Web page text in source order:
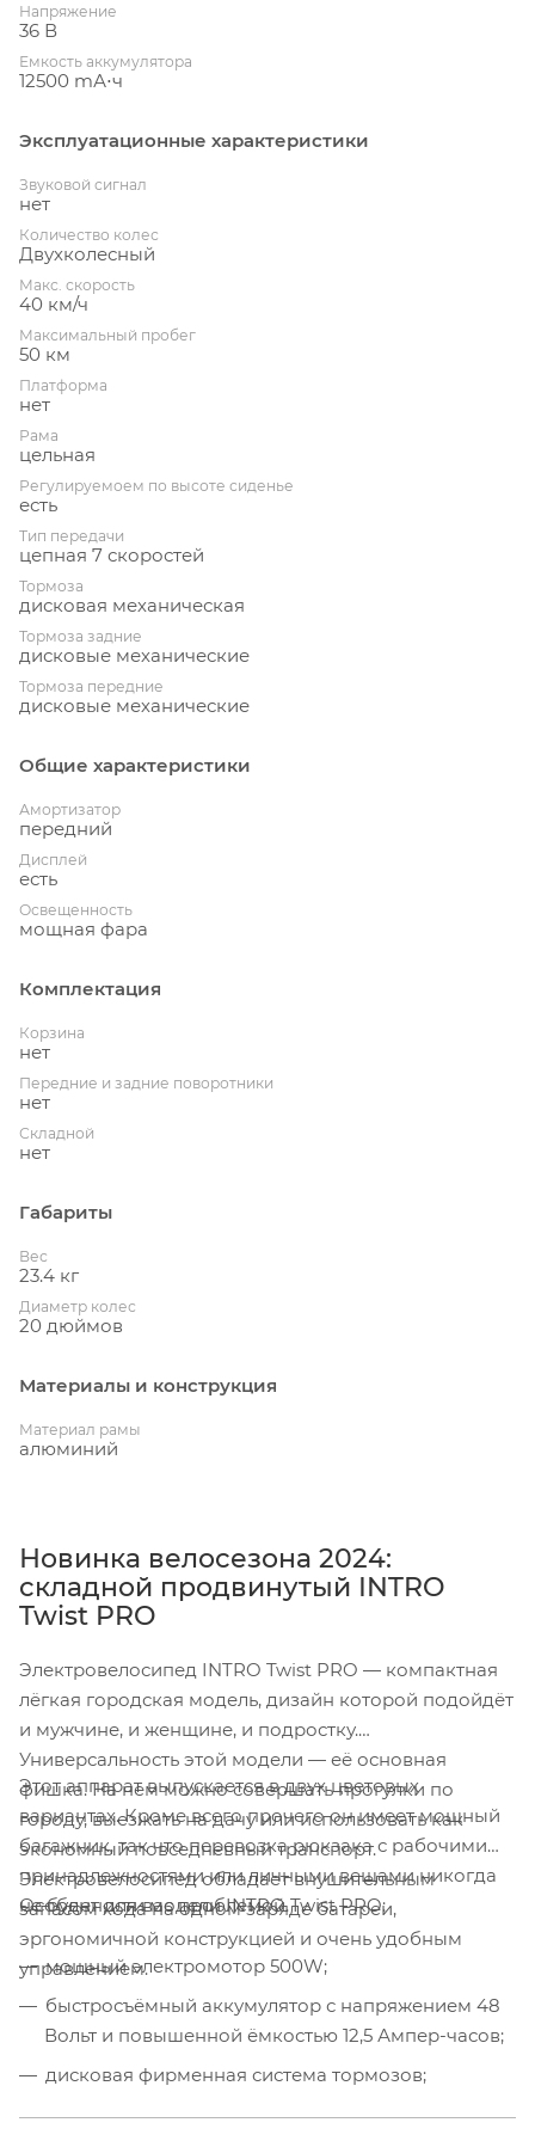
Напряжение
36 В
Емкость аккумулятора
12500 mА⋅ч
Эксплуатационные характеристики
Звуковой сигнал
нет
Количество колес
Двухколесный
Макс. скорость
40 км/ч
Максимальный пробег
50 км
Платформа
нет
Рама
цельная
Регулируемоем по высоте сиденье
есть
Тип передачи
цепная 7 скоростей
Тормоза
дисковая механическая
Тормоза задние
дисковые механические
Тормоза передние
дисковые механические
Общие характеристики
Амортизатор
передний
Дисплей
есть
Освещенность
мощная фара
Комплектация
Корзина
нет
Передние и задние поворотники
нет
Складной
нет
Габариты
Вес
23.4 кг
Диаметр колес
20 дюймов
Материалы и конструкция
Материал рамы
алюминий
Новинка велосезона 2024:
складной продвинутый INTRO
Twist PRO
Электровелосипед INTRO Twist PRO — компактная
лёгкая городская модель, дизайн которой подойдёт
и мужчине, и женщине, и подростку.
Универсальность этой модели — её основная
фишка. На нём можно совершать прогулки по
городу, выезжать на дачу или использовать как
экономный повседневный транспорт.
Электровелосипед обладает внушительным
запасом хода на одном заряде батареи,
эргономичной конструкцией и очень удобным
управлением.
Этот аппарат выпускается в двух цветовых
вариантах. Кроме всего прочего он имеет мощный
багажник, так что перевозка рюкзака с рабочими
принадлежностями или личными вещами никогда
не будет для вас проблемой.
Особенности модели INTRO Twist PRO:
мощный электромотор 500W;
быстросъёмный аккумулятор с напряжением 48
Вольт и повышенной ёмкостью 12,5 Ампер-часов;
дисковая фирменная система тормозов;
велокомпьютер с LCD-дисплеем с 5-ю уровнями